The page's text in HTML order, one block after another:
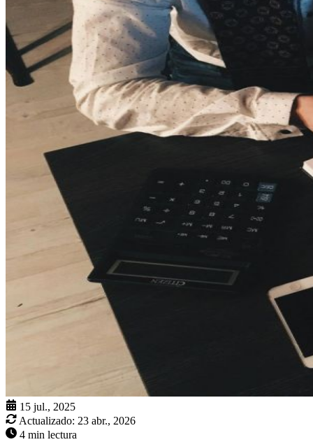
15 jul., 2025
Actualizado: 23 abr., 2026
4 min lectura